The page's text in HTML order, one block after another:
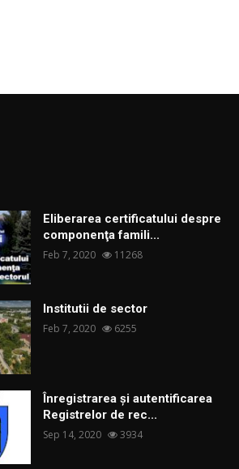
Eliberarea certificatului despre
componenţa famili...
Feb 7, 2020 11268
Institutii de sector
Feb 7, 2020 6255
Înregistrarea și autentificarea
Registrelor de rec...
Sep 14, 2020 3934